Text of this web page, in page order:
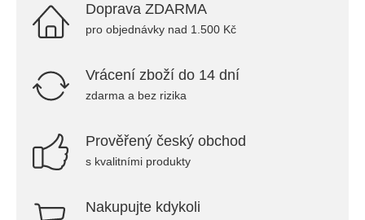
Doprava ZDARMA
pro objednávky nad 1.500 Kč
Vrácení zboží do 14 dní
zdarma a bez rizika
Prověřený český obchod
s kvalitními produkty
Nakupujte kdykoli